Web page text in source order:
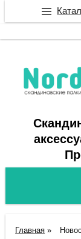
Главная »